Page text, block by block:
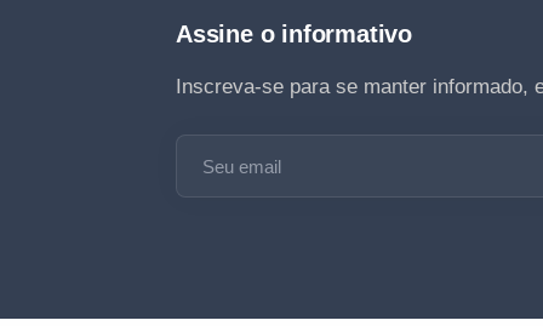
Assine o informativo
Inscreva-se para se manter
Seu email